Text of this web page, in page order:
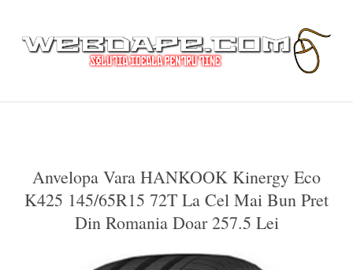
Anvelopa Vara HANKOOK Kinergy Eco
K425 145/65R15 72T La Cel Mai Bun Pret
Din Romania Doar 257.5 Lei